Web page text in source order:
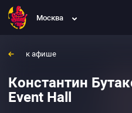
Москва
к афише
Константин
Event Hall